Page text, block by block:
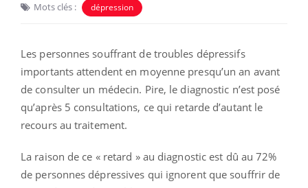
Mots clés : dépression
Les personnes souffrant de troubles dépressifs
importants attendent en moyenne presqu’un an avant
de consulter un médecin. Pire, le diagnostic n’est posé
qu’après 5 consultations, ce qui retarde d’autant le
recours au traitement.
La raison de ce « retard » au diagnostic est dû au 72%
de personnes dépressives qui ignorent que souffrir de